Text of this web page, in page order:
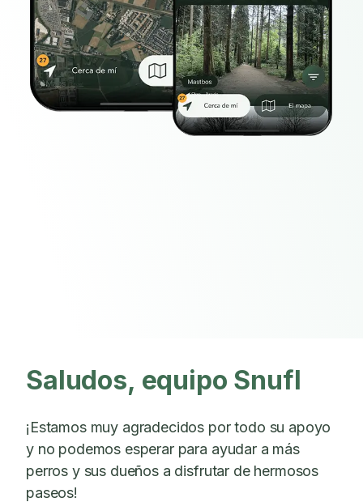
Saludos, equipo Snufl
¡Estamos muy agradecidos por todo su apoyo
y no podemos esperar para ayudar a más
perros y sus dueños a disfrutar de hermosos
paseos!